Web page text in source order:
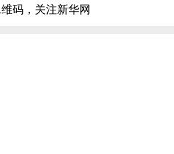
码，关注新华网